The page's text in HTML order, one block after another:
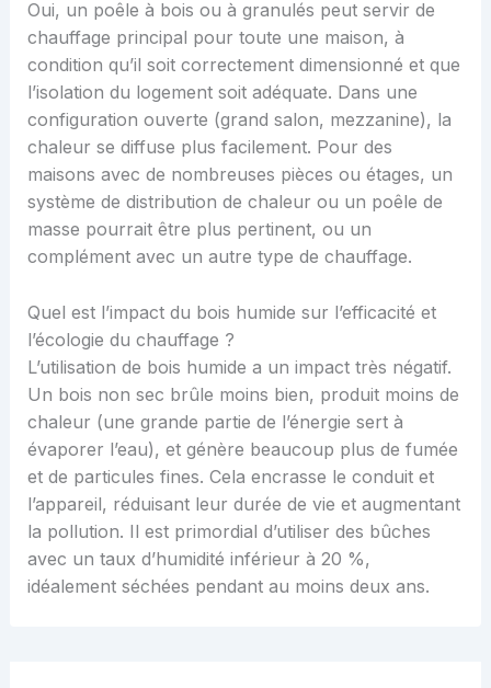
Oui, un poêle à bois ou à granulés peut servir de
chauffage principal pour toute une maison, à
condition qu’il soit correctement dimensionné et que
l’isolation du logement soit adéquate. Dans une
configuration ouverte (grand salon, mezzanine), la
chaleur se diffuse plus facilement. Pour des
maisons avec de nombreuses pièces ou étages, un
système de distribution de chaleur ou un poêle de
masse pourrait être plus pertinent, ou un
complément avec un autre type de chauffage.
Quel est l’impact du bois humide sur l’efficacité et
l’écologie du chauffage ?
L’utilisation de bois humide a un impact très négatif.
Un bois non sec brûle moins bien, produit moins de
chaleur (une grande partie de l’énergie sert à
évaporer l’eau), et génère beaucoup plus de fumée
et de particules fines. Cela encrasse le conduit et
l’appareil, réduisant leur durée de vie et augmentant
la pollution. Il est primordial d’utiliser des bûches
avec un taux d’humidité inférieur à 20 %,
idéalement séchées pendant au moins deux ans.